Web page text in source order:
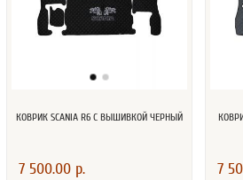
КОВРИК SCANIA R6 С ВЫШИВКОЙ ЧЕРНЫЙ
7 500.00 р. 7